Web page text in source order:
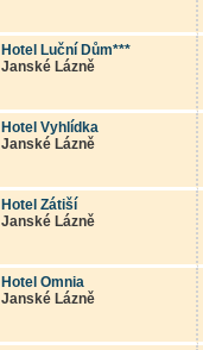
Hotel Luční Dům***
Janské Lázně
Hotel Vyhlídka
Janské Lázně
Hotel Zátiší
Janské Lázně
Hotel Omnia
Janské Lázně